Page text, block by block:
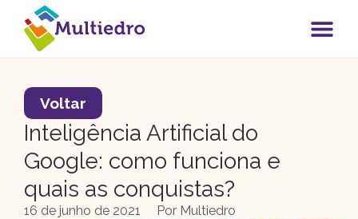
Voltar
Inteligência Artificial do
Google: como funciona e
quais as conquistas?
16 de junho de 2021 Por Multiedro